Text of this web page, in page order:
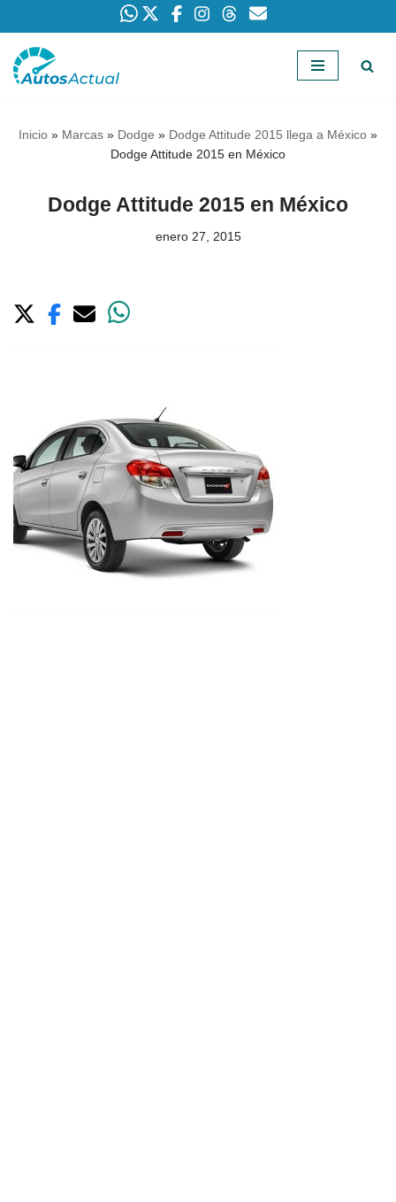
Saltar
Inicio » Marcas » Dodge » Dodge Attitude 2015 llega a México »
Dodge Attitude 2015 en México
Dodge Attitude 2015 en México
enero 27, 2015